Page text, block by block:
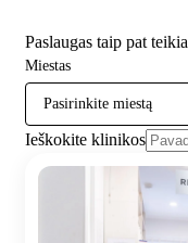
Paslaugas taip pat teikia
Miestas
Pasirinkite miestą
Ieškokite klinikos